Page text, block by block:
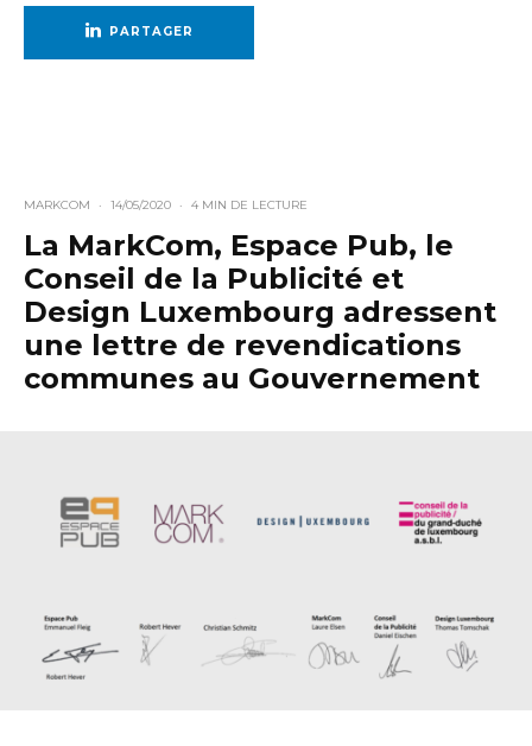
PARTAGER
MARKCOM · 14/05/2020 · 4 MIN DE LECTURE
La MarkCom, Espace Pub, le
Conseil de la Publicité et
Design Luxembourg adressent
une lettre de revendications
communes au Gouvernement